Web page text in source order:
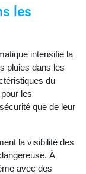
les
intensifie la
pluies dans les
du
les
que de leur
la visibilité des
À
avec des